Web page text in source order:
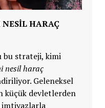
HARAÇ
bu strateji, kimi
nesil haraç
Geleneksel
küçük devletlerden
imtiyazlarla